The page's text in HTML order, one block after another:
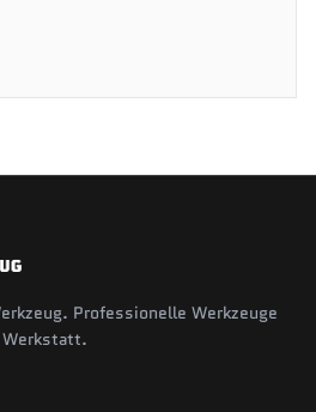
Professionelle Werkzeuge